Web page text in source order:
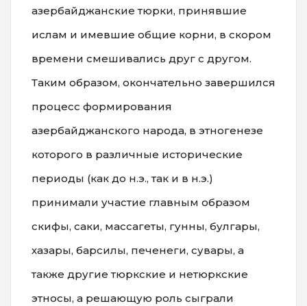
азербайджанские тюрки, принявшие
ислам и имевшие общие корни, в скором
времени смешивались друг с другом.
Таким образом, окончательно завершился
процесс формирования
азербайджанского народа, в этногенезе
которого в различные исторические
периоды (как до н.э., так и в н.э.)
принимали участие главным образом
скифы, саки, массагеты, гунны, булгары,
хазары, барсилы, печенеги, сувары, а
также другие тюркские и нетюркские
этносы, а решающую роль сыграли